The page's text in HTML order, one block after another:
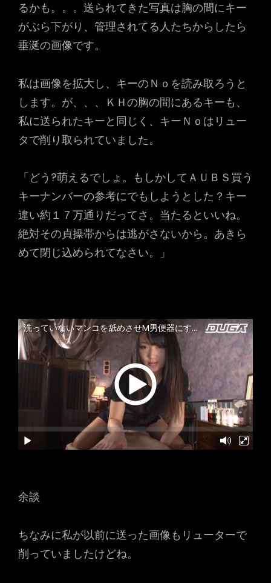
るかも。。。送られてきた写真は胸の間にキー
がぶら下がり、管理されてる人たちからしたら
垂涎の画像です。
私は画像を拡大し、キーのＮｏを読み取ろうと
します。が、、、ＫＨの胸の間にあるキーも、
私に送られたキーと同じく、キーＮｏはリュー
タで削り取られていました。
「どう?萌えるでしょ。もしかしてＡＵＢＳ買う
キーナンバーの参考にでもしようとした？キー
違い約１７万通りだってさ。当たるといいね。
絶対その貞操帯からは逃がさないから。あきら
めて閉じ込められてなさい。」
余談
ちなみに私が以前に送った画像もリューターで
削っていましたけどね。